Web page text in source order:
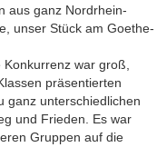
aus ganz Nordrhein-
unser Stück am Goethe-
war groß,
präsentierten
ganz unterschiedlichen
und Frieden. Es war
Gruppen auf die